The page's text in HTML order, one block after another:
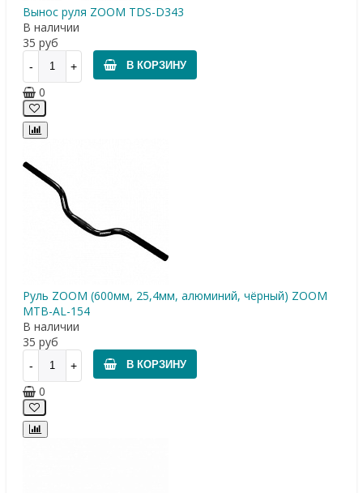
Вынос руля ZOOM TDS-D343
В наличии
35 руб
В КОРЗИНУ
0
Руль ZOOM (600мм, 25,4мм, алюминий, чёрный) ZOOM
МТВ-AL-154
В наличии
35 руб
В КОРЗИНУ
0